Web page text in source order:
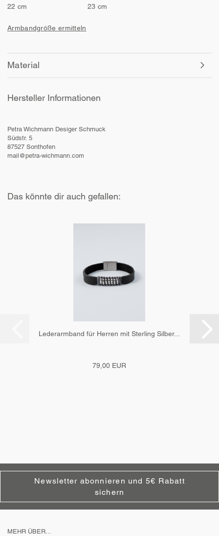
22 cm
23 cm
Armbandgröße ermitteln
Material
Hersteller Informationen
Petra Wichmann Desiger Schmuck
Südstr. 5
87527 Sonthofen
mail@petra-wichmann.com
Das könnte dir auch gefallen:
Lederarmband für Herren mit Sterling Silber...
79,00 EUR
Newsletter abonnieren und 5€ Rabatt
sichern
MEHR ÜBER...